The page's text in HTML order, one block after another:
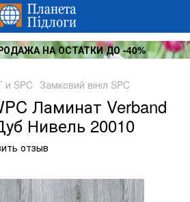
НА ОСТАТКИ ДО -40%
и SPC Замковий вініл SPC
Ламинат Verband
Нивель 20010
отзыв